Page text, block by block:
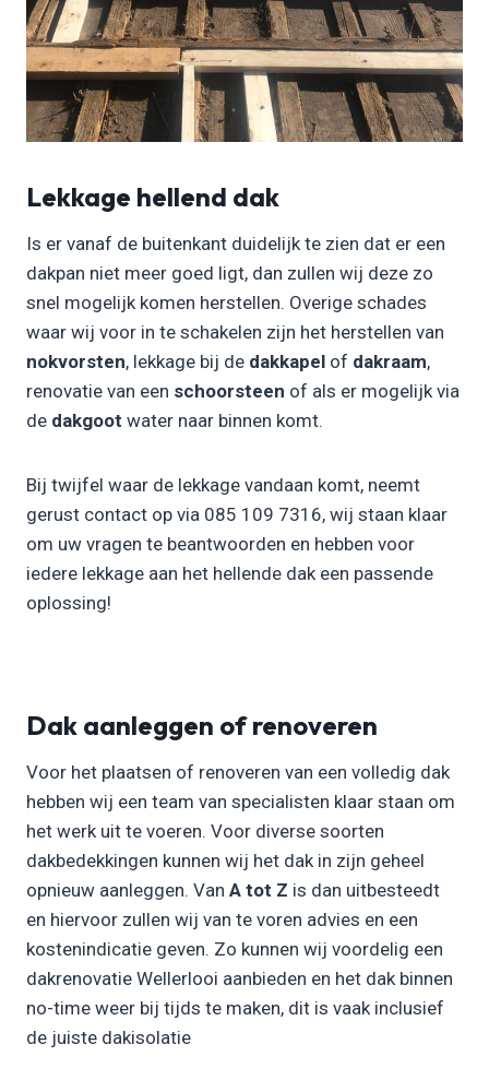
Lekkage hellend dak
Is er vanaf de buitenkant duidelijk te zien dat er een
dakpan niet meer goed ligt, dan zullen wij deze zo
snel mogelijk komen herstellen. Overige schades
waar wij voor in te schakelen zijn het herstellen van
nokvorsten, lekkage bij de dakkapel of dakraam,
renovatie van een schoorsteen of als er mogelijk via
de dakgoot water naar binnen komt.
Bij twijfel waar de lekkage vandaan komt, neemt
gerust contact op via 085 109 7316, wij staan klaar
om uw vragen te beantwoorden en hebben voor
iedere lekkage aan het hellende dak een passende
oplossing!
Dak aanleggen of renoveren
Voor het plaatsen of renoveren van een volledig dak
hebben wij een team van specialisten klaar staan om
het werk uit te voeren. Voor diverse soorten
dakbedekkingen kunnen wij het dak in zijn geheel
opnieuw aanleggen. Van A tot Z is dan uitbesteedt
en hiervoor zullen wij van te voren advies en een
kostenindicatie geven. Zo kunnen wij voordelig een
dakrenovatie Wellerlooi aanbieden en het dak binnen
no-time weer bij tijds te maken, dit is vaak inclusief
de juiste dakisolatie